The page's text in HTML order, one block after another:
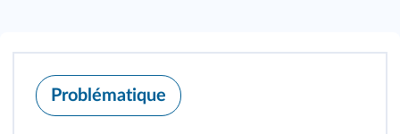
Problématique